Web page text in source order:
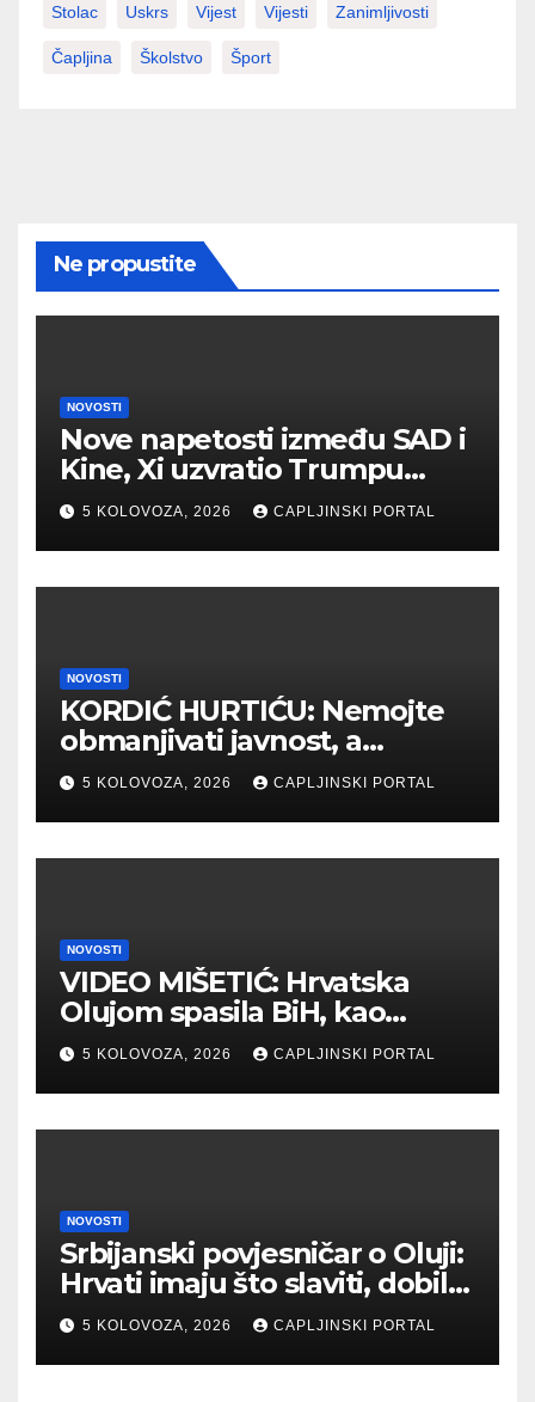
Stolac Uskrs Vijest Vijesti Zanimljivosti
Čapljina Školstvo Šport
Ne propustite
NOVOSTI
Nove napetosti između SAD i
Kine, Xi uzvratio Trumpu
novim sankcijama
5 KOLOVOZA, 2026 CAPLJINSKI PORTAL
NOVOSTI
KORDIĆ HURTIĆU: Nemojte
obmanjivati javnost, a
posebno bivše djelatnike
“Komunalnog”
5 KOLOVOZA, 2026 CAPLJINSKI PORTAL
NOVOSTI
VIDEO MIŠETIĆ: Hrvatska
Olujom spasila BiH, kao
potpisnica Daytona ima puno
pravo štititi Hrvate
5 KOLOVOZA, 2026 CAPLJINSKI PORTAL
NOVOSTI
Srbijanski povjesničar o Oluji:
Hrvati imaju što slaviti, dobili
su što im i pripada
5 KOLOVOZA, 2026 CAPLJINSKI PORTAL